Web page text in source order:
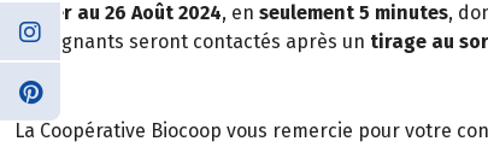
1er au 26 Août 2024, en seulement 5 minutes,
50 gagnants seront contactés après un tirage au
La Coopérative Biocoop vous remercie pour votre